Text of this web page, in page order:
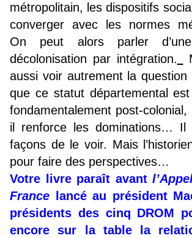
métropolitain, les dispositifs
converger avec les normes
On peut alors parler
décolonisation par intégration.
aussi voir autrement la question
que ce statut départemental
fondamentalement post-colonial,
il renforce les dominations…
façons de le voir. Mais
pour faire des perspectives…
Votre livre paraît avant
France lancé au président
présidents des cinq DROM
encore sur la table la